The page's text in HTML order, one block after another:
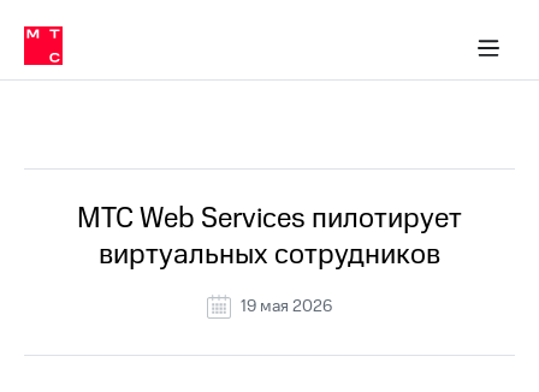
Медиа-центр
и акционерам
Устойчивое развитие
Комплаенс и деловая этика
компании
Карьера
История
компании
Руководство
в МТС
Пресс-
релизы
о технологиях
МТС Web Services пилотирует
виртуальных сотрудников
19 мая 2026